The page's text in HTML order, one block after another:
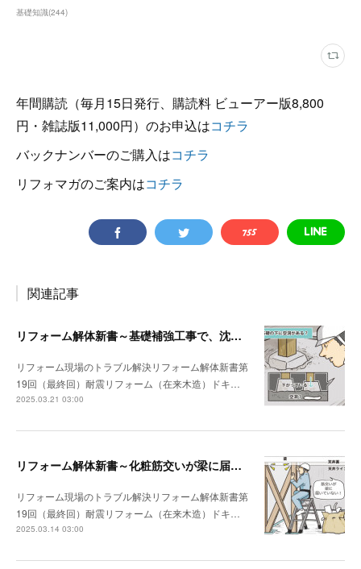
基礎知識(244)
年間購読（毎月15日発行、購読料 ビューアー版8,800
円・雑誌版11,000円）のお申込はコチラ
バックナンバーのご購入はコチラ
リフォマガのご案内はコチラ
関連記事
リフォーム解体新書～基礎補強工事で、沈んでいる独立基礎を発見
リフォーム現場のトラブル解決リフォーム解体新書第
19回（最終回）耐震リフォーム（在来木造）ドキ…
2025.03.21 03:00
リフォーム解体新書～化粧筋交いが梁に届いていなかった
リフォーム現場のトラブル解決リフォーム解体新書第
19回（最終回）耐震リフォーム（在来木造）ドキ…
2025.03.14 03:00